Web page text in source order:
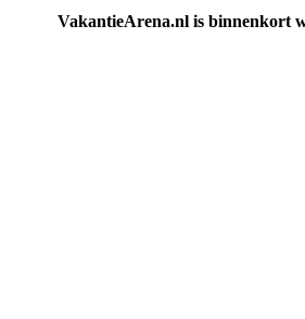
VakantieArena.nl is binnenkort